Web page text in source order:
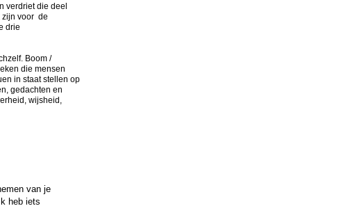
verdriet die deel
zijn voor de
drie
Boom /
die mensen
in staat stellen op
gedachten en
wijsheid,
van je
heb iets